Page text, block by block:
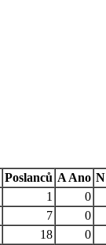
Poslanců A Ano N
1
0
7
0
18
0